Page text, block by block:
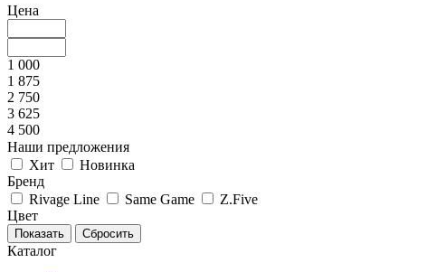
Цена
1 000
1 875
2 750
3 625
4 500
Наши предложения
Хит
Новинка
Бренд
Rivage Line
Same Game
Z.Five
Цвет
Каталог